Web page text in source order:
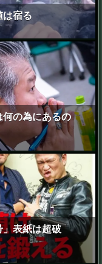
は宿る
何の為にあるの
」表紙は超破